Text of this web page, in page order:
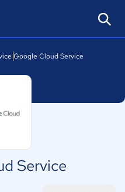
Google Cloud Service
Service